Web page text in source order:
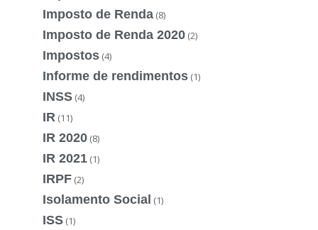
Imposto de Renda (8)
Imposto de Renda 2020 (2)
Impostos (4)
Informe de rendimentos (1)
INSS (4)
IR (11)
IR 2020 (8)
IR 2021 (1)
IRPF (2)
Isolamento Social (1)
ISS (1)